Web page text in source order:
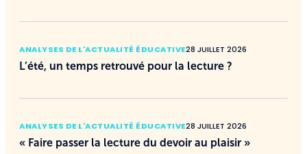
ANALYSES DE L'ACTUALITÉ ÉDUCATIVE28 JUILLET 2026
L’été, un temps retrouvé pour la lecture ?
ANALYSES DE L'ACTUALITÉ ÉDUCATIVE28 JUILLET 2026
« Faire passer la lecture du devoir au plaisir »